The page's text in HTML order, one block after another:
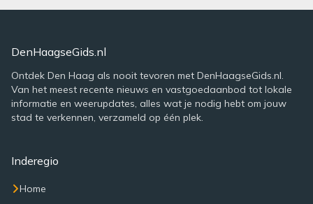
DenHaagseGids.nl
Ontdek Den Haag als nooit tevoren met DenHaagseGids.nl.
Van het meest recente nieuws en vastgoedaanbod tot lokale
informatie en weerupdates, alles wat je nodig hebt om jouw
stad te verkennen, verzameld op één plek.
Inderegio
Home